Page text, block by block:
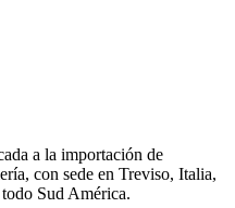
a la importación de
con sede en Treviso, Italia,
Sud América.